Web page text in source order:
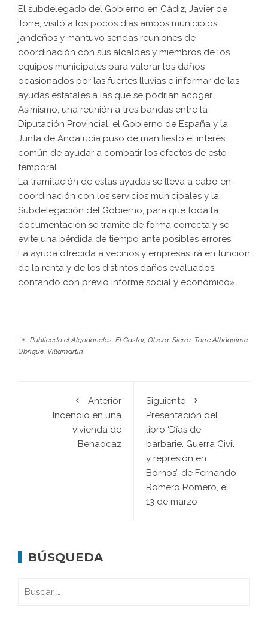
El subdelegado del Gobierno en Cádiz, Javier de
Torre, visitó a los pocos días ambos municipios
jandeños y mantuvo sendas reuniones de
coordinación con sus alcaldes y miembros de los
equipos municipales para valorar los daños
ocasionados por las fuertes lluvias e informar de las
ayudas estatales a las que se podrían acoger.
Asimismo, una reunión a tres bandas entre la
Diputación Provincial, el Gobierno de España y la
Junta de Andalucía puso de manifiesto el interés
común de ayudar a combatir los efectos de este
temporal.
La tramitación de estas ayudas se lleva a cabo en
coordinación con los servicios municipales y la
Subdelegación del Gobierno, para que toda la
documentación se tramite de forma correcta y se
evite una pérdida de tiempo ante posibles errores.
La ayuda ofrecida a vecinos y empresas irá en función
de la renta y de los distintos daños evaluados,
contando con previo informe social y económico».
Publicado elAlgodonales, El Gastor, Olvera, Sierra, Torre Alháquime,
Ubrique, Villamartín
Anterior
Incendio en una
vivienda de
Benaocaz
Siguiente
Presentación del
libro ‘Días de
barbarie. Guerra Civil
y represión en
Bornos’, de Fernando
Romero Romero, el
13 de marzo
BÚSQUEDA